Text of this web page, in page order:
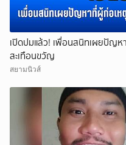
เปิดปมแล้ว! เพื่อนสนิทเผยปัญ
สะเทือนขวัญ
สยามนิวส์